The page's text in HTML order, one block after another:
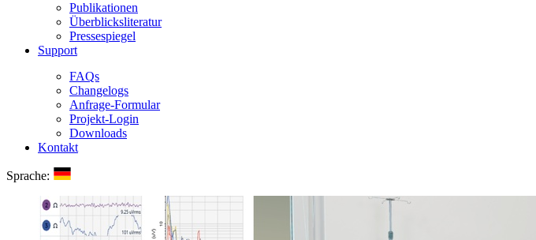
Publikationen
Überblicksliteratur
Pressespiegel
Support
FAQs
Changelogs
Anfrage-Formular
Projekt-Login
Downloads
Kontakt
Sprache: